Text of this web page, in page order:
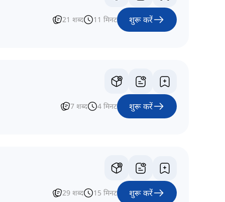
21 शब्द 11 मिनट शुरू करें
7 शब्द 4 मिनट शुरू करें
29 शब्द 15 मिनट शुरू करें